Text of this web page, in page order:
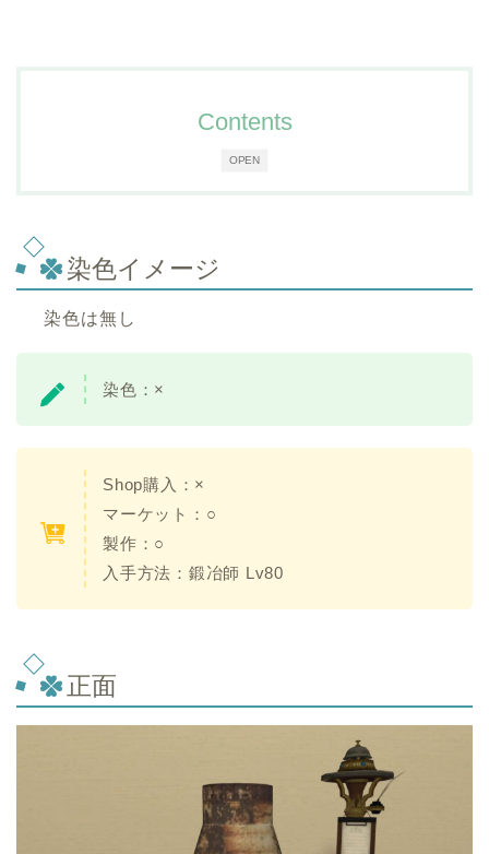
OPEN
Contents
染色イメージ
染色は無し
染色： ×
Shop購入：×
マーケット：○
製作：○
入手方法： 鍛冶師 Lv80
正面